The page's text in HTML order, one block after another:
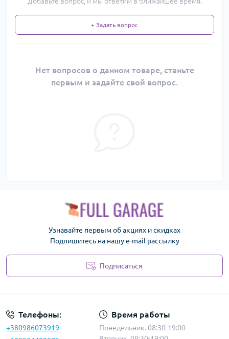
+ Задать вопрос
Нет вопросов о данном товаре, станьте
первым и задайте свой вопрос.
Узнавайте первым об акциях и скидках
Подпишитесь на нашу e-mail рассылку
Подписаться
Телефоны:
+380986073919
Время работы
Понедельник. 08:30-19:00